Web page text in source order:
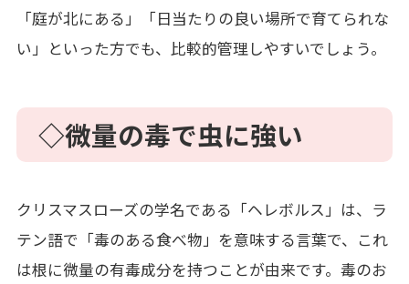
「庭が北にある」「日当たりの良い場所で育てられな
い」といった方でも、比較的管理しやすいでしょう。
◇微量の毒で虫に強い
クリスマスローズの学名である「ヘレボルス」は、ラ
テン語で「毒のある食べ物」を意味する言葉で、これ
は根に微量の有毒成分を持つことが由来です。毒のお